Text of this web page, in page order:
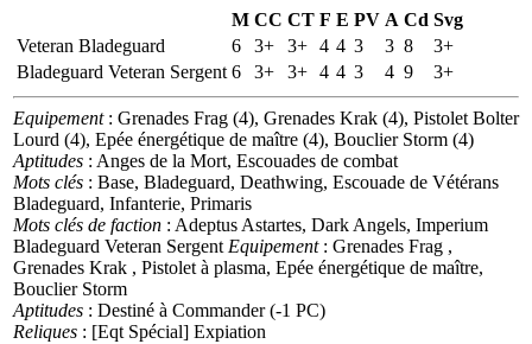
M CC CT F E PV A Cd Svg
Veteran Bladeguard
6 3+ 3+ 4 4 3 3 8
3+
Bladeguard Veteran Sergent 6 3+ 3+ 4 4 3 4 9 3+
Equipement: Grenades Frag (4), Grenades Krak (4), Pistolet Bolter
Lourd (4), Epée énergétique de maître (4), Bouclier Storm (4)
Aptitudes : Anges de la Mort, Escouades de combat
Mots clés : Base, Bladeguard, Deathwing, Escouade de Vétérans
Bladeguard, Infanterie, Primaris
Mots clés de faction : Adeptus Astartes, Dark Angels, Imperium
Bladeguard Veteran Sergent Equipement: Grenades Frag ,
Grenades Krak , Pistolet à plasma, Epée énergétique de maître,
Bouclier Storm
Aptitudes : Destiné à Commander (-1 PC)
Reliques : [Eqt Spécial] Expiation